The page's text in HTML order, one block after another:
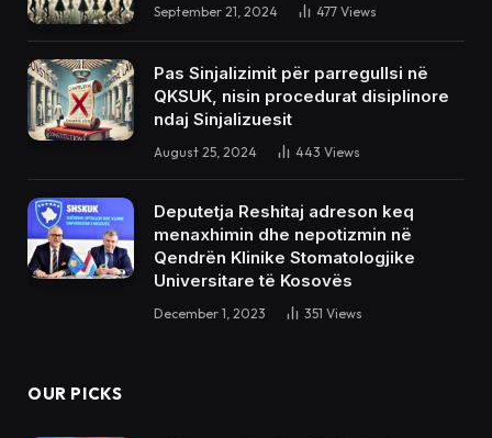
September 21, 2024 477 Views
Pas Sinjalizimit për parregullsi në
QKSUK, nisin procedurat disiplinore
ndaj Sinjalizuesit
August 25, 2024 443 Views
Deputetja Reshitaj adreson keq
menaxhimin dhe nepotizmin në
Qendrën Klinike Stomatologjike
Universitare të Kosovës
December 1, 2023 351 Views
OUR PICKS